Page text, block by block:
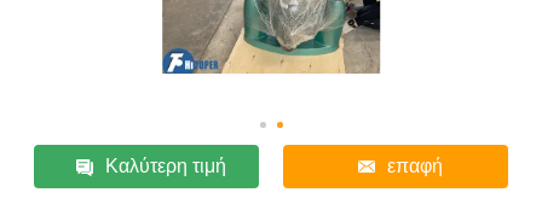
Καλύτερη τιμή επαφή